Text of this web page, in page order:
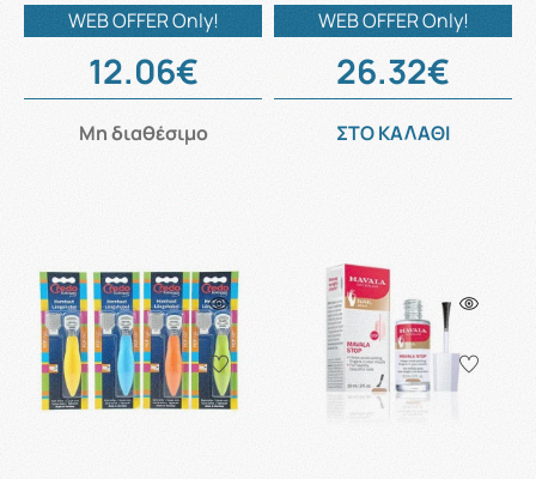
WEB OFFER Only!
12.06€
Μη διαθέσιμο
WEB OFFER Only!
26.32€
ΣΤΟ ΚΑΛΑΘΙ